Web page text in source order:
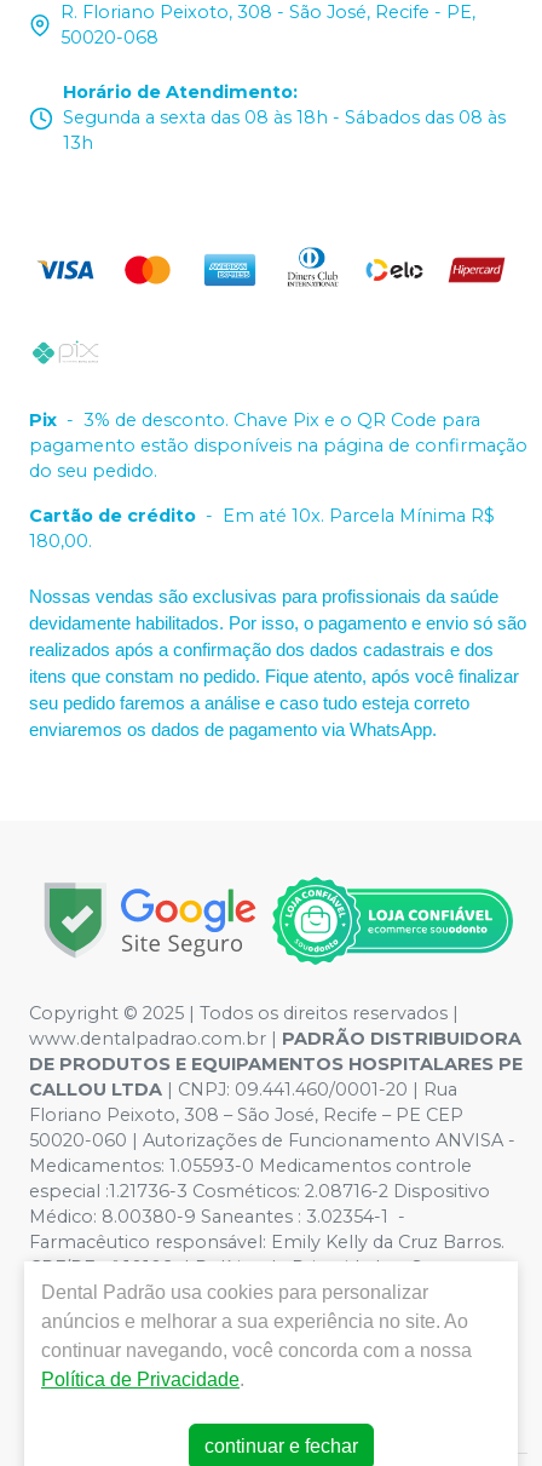
R. Floriano Peixoto, 308 - São José, Recife - PE,
50020-068
Horário de Atendimento:
Segunda a sexta das 08 às 18h - Sábados das 08 às
13h
Pix - 3% de desconto. Chave Pix e o QR Code para
pagamento estão disponíveis na página de confirmação
do seu pedido.
Cartão de crédito - Em até 10x. Parcela Mínima R$
180,00.
Nossas vendas são exclusivas para profissionais da saúde
devidamente habilitados. Por isso, o pagamento e envio só são
realizados após a confirmação dos dados cadastrais e dos
itens que constam no pedido. Fique atento, após você finalizar
seu pedido faremos a análise e caso tudo esteja correto
enviaremos os dados de pagamento via WhatsApp.
Copyright © 2025 | Todos os direitos reservados |
www.dentalpadrao.com.br | PADRÃO DISTRIBUIDORA
DE PRODUTOS E EQUIPAMENTOS HOSPITALARES PE
CALLOU LTDA | CNPJ: 09.441.460/0001-20 | Rua
Floriano Peixoto, 308 – São José, Recife – PE CEP
50020-060 | Autorizações de Funcionamento ANVISA -
Medicamentos: 1.05593-0 Medicamentos controle
especial :1.21736-3 Cosméticos: 2.08716-2 Dispositivo
Médico: 8.00380-9 Saneantes : 3.02354-1 -
Farmacêutico responsável: Emily Kelly da Cruz Barros.
CRF/PE nº 10109 | Política de Privacidade e Segurança -
Fotos meramente ilustrativas - Os preços e condições
da loja virtual estão sujeitos a alterações. Em caso de
divergência de preços no site, o valor válido é o do
Carrinho de Compra. Não vendemos por atacado, por
isso nos reservamos o direito de não atender compras
de grandes volumes pelo site.
Dental Padrão usa cookies para personalizar
anúncios e melhorar a sua experiência no site. Ao
continuar navegando, você concorda com a nossa
Política de Privacidade.
continuar e fechar